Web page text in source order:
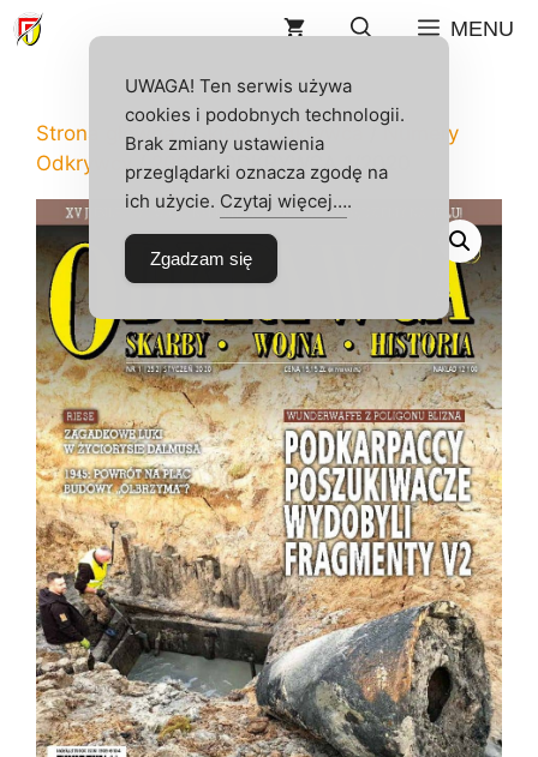
Przejdź
do
MENU
Strona główna/ Sklep / Odkrywca
Numery
Odkrywcy/2020/ ODKRYWCA 1/2020
UWAGA! Ten serwis używa
cookies i podobnych technologii.
Brak zmiany ustawienia
przeglądarki oznacza zgodę na
ich użycie. Czytaj więcej….
Zgadzam się